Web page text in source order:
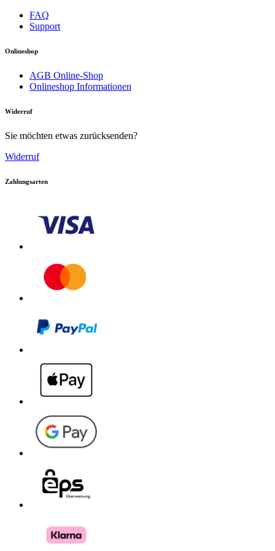
Download PDF
Download PDF
Handbuch
FAQ
Support
Onlineshop
AGB Online-Shop
Onlineshop Informationen
Widerruf
Sie möchten etwas zurücksenden?
Widerruf
Zahlungsarten